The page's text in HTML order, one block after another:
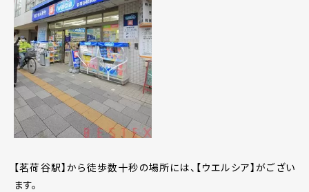
【茗荷谷駅】から徒歩数十秒の場所には、【ウエルシア】がござい
ます。